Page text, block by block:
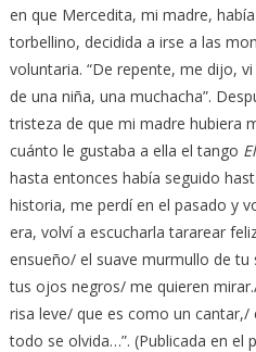
en que Mercedita, mi madre,
torbellino, decidida a irse a las
voluntaria. “De repente, me dijo,
de una niña, una muchacha”.
tristeza de que mi madre hubiera
cuánto le gustaba a ella el tango
hasta entonces había seguido
historia, me perdí en el pasado y
era, volví a escucharla tararear
ensueño/ el suave murmullo de tu
tus ojos negros/ me quieren
risa leve/ que es como un
todo se olvida…”. (Publicada en el